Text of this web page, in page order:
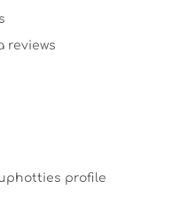
reviews
profile